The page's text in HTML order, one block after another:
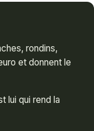
rondins,
et donnent le
lui qui rend la